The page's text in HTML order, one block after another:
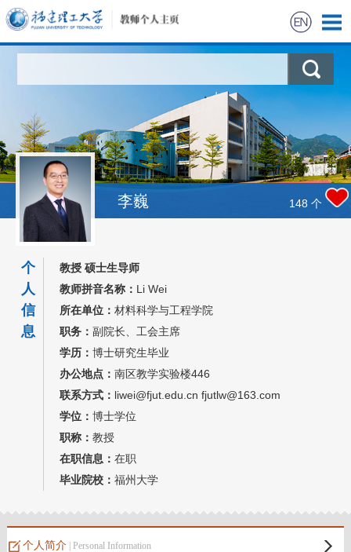
教学研究
获奖信息
招生信息
学生信息
我的相册
教师博客
李巍 148 个
个
人
信
息
教授 硕士生导师
教师拼音名称： Li Wei
所在单位： 材料科学与工程学院
职务： 副院长、工会主席
学历： 博士研究生毕业
办公地点： 南区教学实验楼446
联系方式： liwei@fjut.edu.cn fjutlw@163.com
学位： 博士学位
职称： 教授
在职信息： 在职
毕业院校： 福州大学
个人简介| Personal Information